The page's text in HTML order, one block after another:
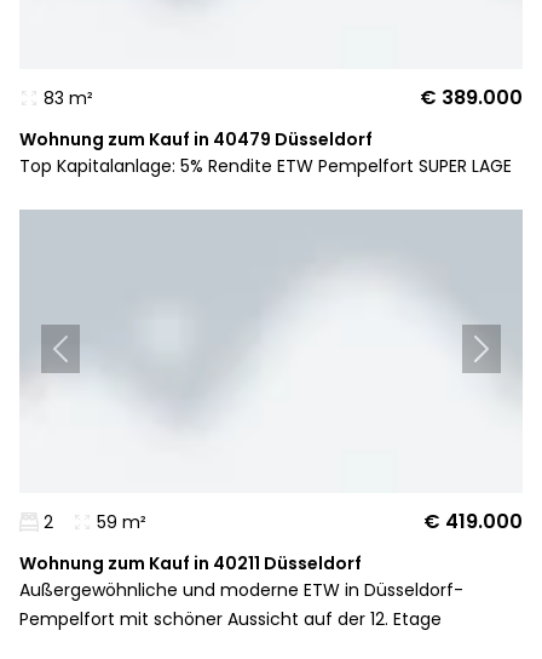
83 m² € 389.000
Wohnung zum Kauf in 40479 Düsseldorf
Top Kapitalanlage: 5% Rendite ETW Pempelfort SUPER LAGE
2 59 m² € 419.000
Wohnung zum Kauf in 40211 Düsseldorf
Außergewöhnliche und moderne ETW in Düsseldorf-
Pempelfort mit schöner Aussicht auf der 12. Etage